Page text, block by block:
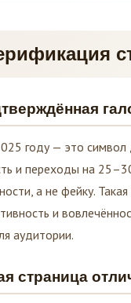
году — это
и переходы на
а не фейку. Такая
и
аудитории.
страница